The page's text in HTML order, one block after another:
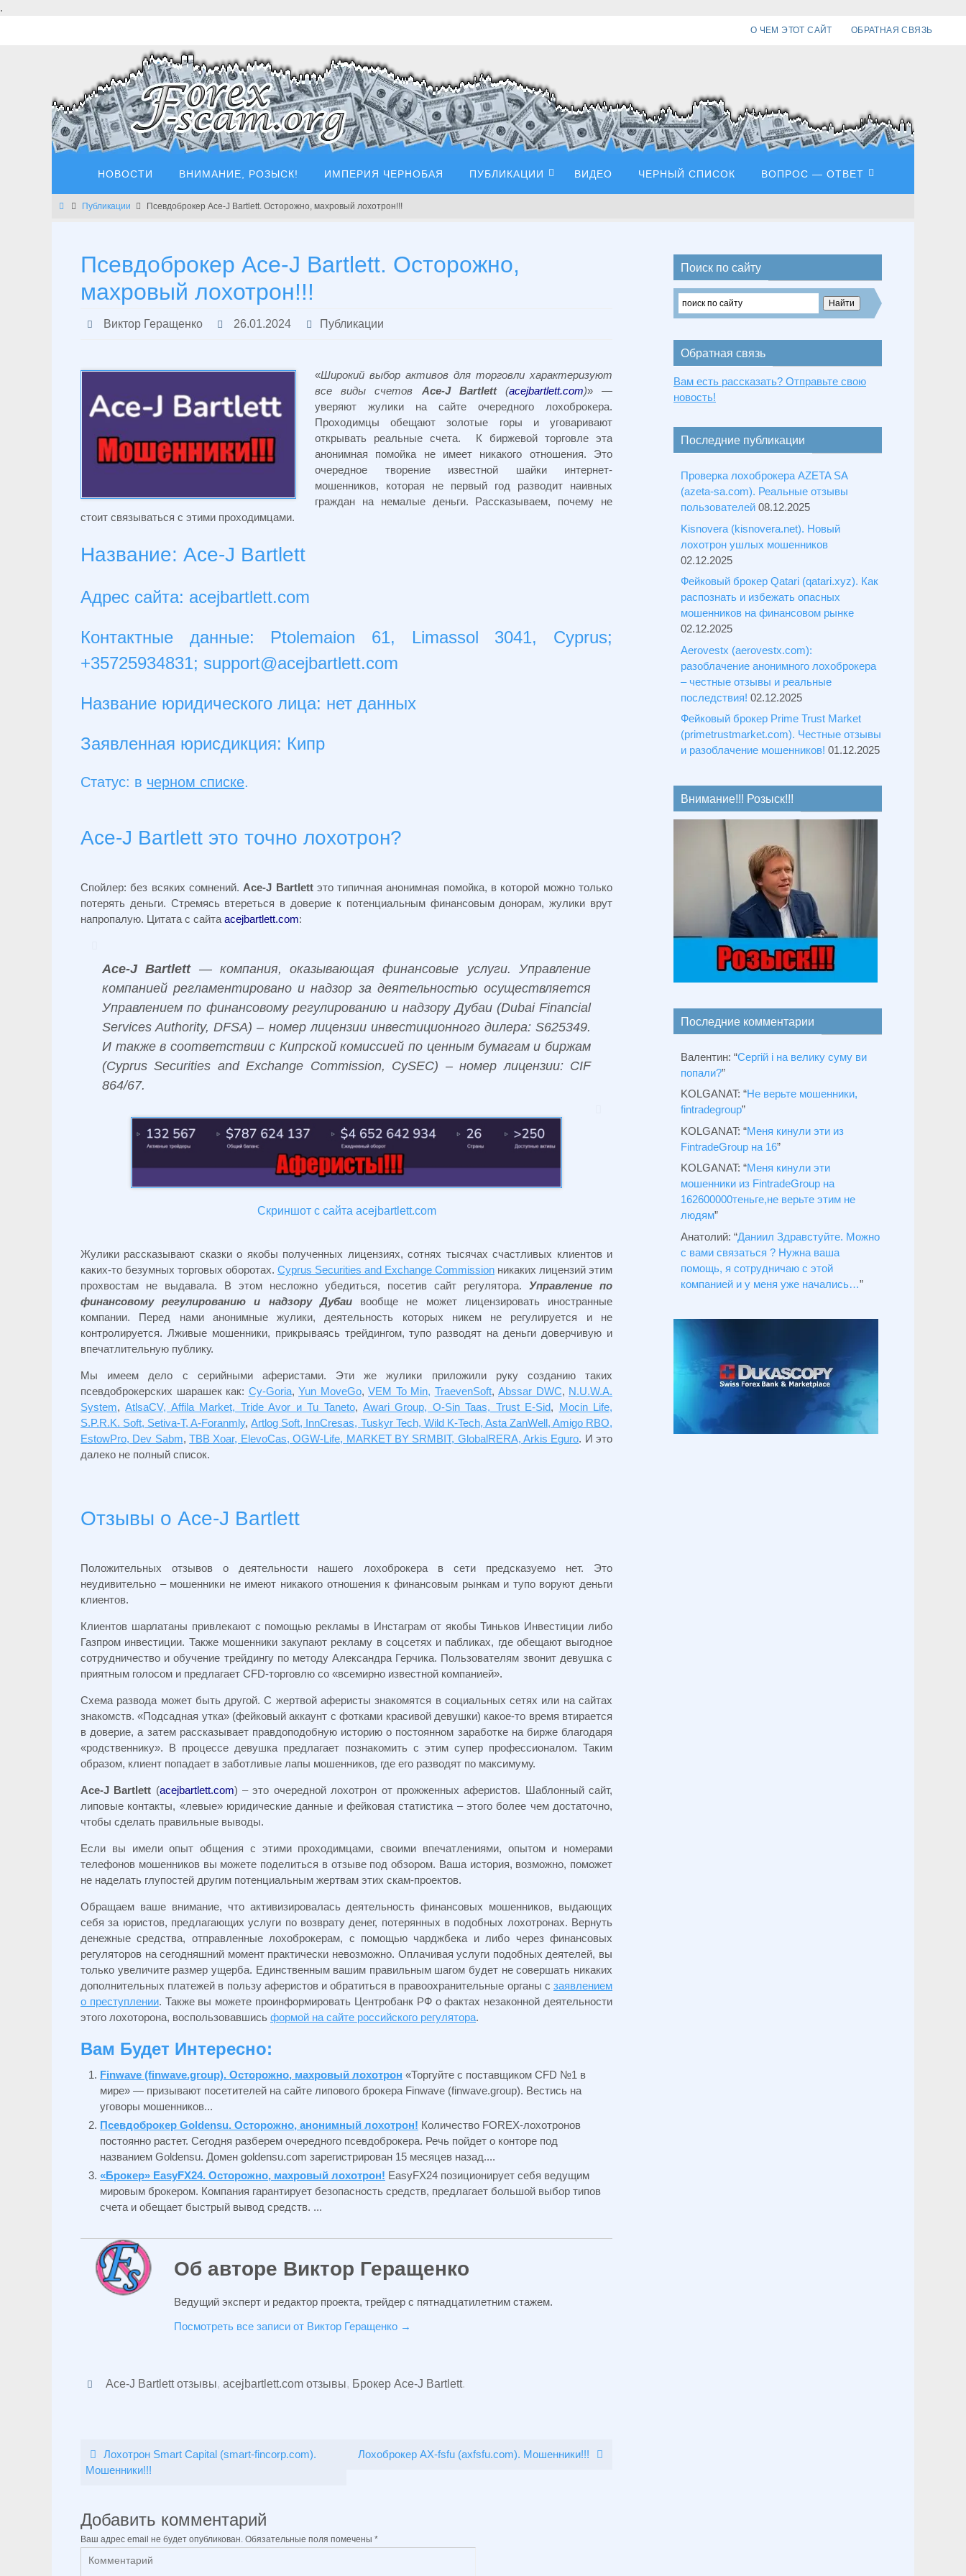
.
О ЧЕМ ЭТОТ САЙТ ОБРАТНАЯ СВЯЗЬ
НОВОСТИ ВНИМАНИЕ, РОЗЫСК! ИМПЕРИЯ ЧЕРНОБАЯ ПУБЛИКАЦИИ ВИДЕО ЧЕРНЫЙ СПИСОК ВОПРОС — ОТВЕТ
Главная
Публикации Псевдоброкер Ace-J Bartlett. Осторожно, махровый лохотрон!!!
Псевдоброкер Ace-J Bartlett. Осторожно,
махровый лохотрон!!!
Виктор Геращенко 26.01.2024 Публикации
«Широкий выбор активов для торговли характеризуют
все виды счетов Ace-J Bartlett(acejbartlett.com)» —
уверяют жулики на сайте очередного лохоброкера.
Проходимцы обещают золотые горы и уговаривают
открывать реальные счета. К биржевой торговле эта
анонимная помойка не имеет никакого отношения. Это
очередное творение известной шайки интернет-
мошенников, которая не первый год разводит наивных
граждан на немалые деньги. Рассказываем, почему не
стоит связываться с этими проходимцами.
Название: Ace-J Bartlett
Адрес сайта: acejbartlett.com
Контактные данные: Ptolemaion 61, Limassol 3041, Cyprus;
+35725934831; support@acejbartlett.com
Название юридического лица: нет данных
Заявленная юрисдикция: Кипр
Статус: в черном списке.
Ace-J Bartlett это точно лохотрон?
Cпойлер: без всяких сомнений. Ace-J Bartlettэто типичная анонимная помойка, в которой можно только
потерять деньги. Стремясь втереться в доверие к потенциальным финансовым донорам, жулики врут
напропалую. Цитата с сайта acejbartlett.com:
Ace-J Bartlett— компания, оказывающая финансовые услуги. Управление
компанией регламентировано и надзор за деятельностью осуществляется
Управлением по финансовому регулированию и надзору Дубаи (Dubai Financial
Services Authority, DFSA) – номер лицензии инвестиционного дилера: S625349.
И также в соответствии с Кипрской комиссией по ценным бумагам и биржам
(Cyprus Securities and Exchange Commission, CySEC) – номер лицензии: CIF
864/67.
Скриншот с сайта acejbartlett.com
Жулики рассказывают сказки о якобы полученных лицензиях, сотнях тысячах счастливых клиентов и
каких-то безумных торговых оборотах. Cyprus Securities and Exchange Commission никаких лицензий этим
прохвостам не выдавала. В этом несложно убедиться, посетив сайт регулятора. Управление по
финансовому регулированию и надзору Дубаивообще не может лицензировать иностранные
компании. Перед нами анонимные жулики, деятельность которых никем не регулируется и не
контролируется. Лживые мошенники, прикрываясь трейдингом, тупо разводят на деньги доверчивую и
впечатлительную публику.
Мы имеем дело с серийными аферистами. Эти же жулики приложили руку созданию таких
псевдоброкерских шарашек как: Cy-Goria, Yun MoveGo, VEM To Min, TraevenSoft, Abssar DWC, N.U.W.A.
System,AtlsaCV, Affila Market, Tride Avor и Tu Taneto, Awari Group, O-Sin Taas, Trust E-Sid, Mocin Life,
S.P.R.K. Soft, Setiva-T, A-Foranmly,Artlog Soft, InnCresas, Tuskyr Tech, Wild K-Tech, Asta ZanWell, Amigo RBO,
EstowPro, Dev Sabm,TBB Xoar, ElevoCas, OGW-Life, MARKET BY SRMBIT, GlobalRERA, Arkis Eguro. И это
далеко не полный список.
Отзывы о Ace-J Bartlett
Положительных отзывов о деятельности нашего лохоброкера в сети предсказуемо нет. Это
неудивительно – мошенники не имеют никакого отношения к финансовым рынкам и тупо воруют деньги
клиентов.
Клиентов шарлатаны привлекают с помощью рекламы в Инстаграм от якобы Тиньков Инвестиции либо
Газпром инвестиции. Также мошенники закупают рекламу в соцсетях и пабликах, где обещают выгодное
сотрудничество и обучение трейдингу по методу Александра Герчика. Пользователям звонит девушка с
приятным голосом и предлагает CFD-торговлю со «всемирно известной компанией».
Схема развода может быть другой. С жертвой аферисты знакомятся в социальных сетях или на сайтах
знакомств. «Подсадная утка» (фейковый аккаунт с фотками красивой девушки) какое-то время втирается
в доверие, а затем рассказывает правдоподобную историю о постоянном заработке на бирже благодаря
«родственнику». В процессе девушка предлагает познакомить с этим супер профессионалом. Таким
образом, клиент попадает в заботливые лапы мошенников, где его разводят по максимуму.
Ace-J Bartlett (acejbartlett.com) – это очередной лохотрон от прожженных аферистов. Шаблонный сайт,
липовые контакты, «левые» юридические данные и фейковая статистика – этого более чем достаточно,
чтобы сделать правильные выводы.
Если вы имели опыт общения с этими проходимцами, своими впечатлениями, опытом и номерами
телефонов мошенников вы можете поделиться в отзыве под обзором. Ваша история, возможно, поможет
не наделать глупостей другим потенциальным жертвам этих скам-проектов.
Обращаем ваше внимание, что активизировалась деятельность финансовых мошенников, выдающих
себя за юристов, предлагающих услуги по возврату денег, потерянных в подобных лохотронах. Вернуть
денежные средства, отправленные лохоброкерам, с помощью чарджбека и либо через финансовых
регуляторов на сегодняшний момент практически невозможно. Оплачивая услуги подобных деятелей, вы
только увеличите размер ущерба. Единственным вашим правильным шагом будет не совершать никаких
дополнительных платежей в пользу аферистов и обратиться в правоохранительные органы с заявлением
о преступлении. Также вы можете проинформировать Центробанк РФ о фактах незаконной деятельности
этого лохоторона, воспользовавшись формой на сайте российского регулятора.
Вам Будет Интересно:
Finwave (finwave.group). Осторожно, махровый лохотрон «Торгуйте с поставщиком CFD №1 в
мире» — призывают посетителей на сайте липового брокера Finwave (finwave.group). Вестись на
уговоры мошенников...
Псевдоброкер Goldensu. Осторожно, анонимный лохотрон! Количество FOREX-лохотронов
постоянно растет. Сегодня разберем очередного псевдоброкера. Речь пойдет о конторе под
названием Goldensu. Домен goldensu.com зарегистрирован 15 месяцев назад....
«Брокер» EasyFX24. Осторожно, махровый лохотрон! EasyFX24 позиционирует себя ведущим
мировым брокером. Компания гарантирует безопасность средств, предлагает большой выбор типов
счета и обещает быстрый вывод средств. ...
Об авторе Виктор Геращенко
Ведущий эксперт и редактор проекта, трейдер с пятнадцатилетним стажем.
Посмотреть все записи от Виктор Геращенко →
Ace-J Bartlett отзывы, acejbartlett.com отзывы, Брокер Ace-J Bartlett.
Лохотрон Smart Capital (smart-fincorp.com).
Мошенники!!!
Лохоброкер AX-fsfu (axfsfu.com). Мошенники!!!
Добавить комментарий
Ваш адрес email не будет опубликован. Обязательные поля помечены *
Поиск по сайту
Обратная связь
Вам есть рассказать? Отправьте свою
новость!
Последние публикации
Проверка лохоброкера AZETA SA
(azeta-sa.com). Реальные отзывы
пользователей 08.12.2025
Kisnovera (kisnovera.net). Новый
лохотрон ушлых мошенников
02.12.2025
Фейковый брокер Qatari (qatari.xyz). Как
распознать и избежать опасных
мошенников на финансовом рынке
02.12.2025
Aerovestx (aerovestx.com):
разоблачение анонимного лохоброкера
– честные отзывы и реальные
последствия! 02.12.2025
Фейковый брокер Prime Trust Market
(primetrustmarket.com). Честные отзывы
и разоблачение мошенников! 01.12.2025
Внимание!!! Розыск!!!
Последние комментарии
Валентин: “Сергій і на велику суму ви
попали?”
KOLGANAT: “Не верьте мошенники,
fintradegroup”
KOLGANAT: “Меня кинули эти из
FintradeGroup на 16”
KOLGANAT: “Меня кинули эти
мошенники из FintradeGroup на
162600000теньге,не верьте этим не
людям”
Анатолий: “Даниил Здравстуйте. Можно
с вами связаться ? Нужна ваша
помощь, я сотрудничаю с этой
компанией и у меня уже начались…”